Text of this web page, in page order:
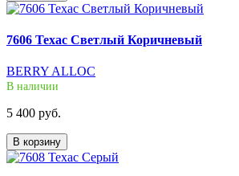
7606 Техас Светлый Коричневый
BERRY ALLOC
В наличии
5 400 руб.
В корзину